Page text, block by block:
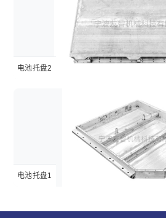
电池托盘2
电池托盘1